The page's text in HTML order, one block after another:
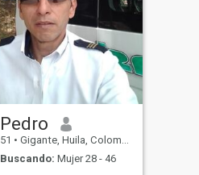
Pedro
51 • Gigante, Huila, Colombia
Buscando: Mujer 28 - 46